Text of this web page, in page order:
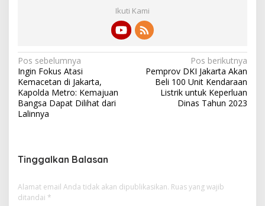
Ikuti Kami
N
a
v
i
s
i
p
Pos sebelumnya
Ingin Fokus Atasi
Kemacetan di Jakarta,
Kapolda Metro: Kemajuan
Bangsa Dapat Dilihat dari
Lalinnya
Pos berikutnya
Pemprov DKI Jakarta Akan
Beli 100 Unit Kendaraan
Listrik untuk Keperluan
Dinas Tahun 2023
Tinggalkan Balasan
Alamat email Anda tidak akan dipublikasikan. Ruas yang wajib
ditandai *